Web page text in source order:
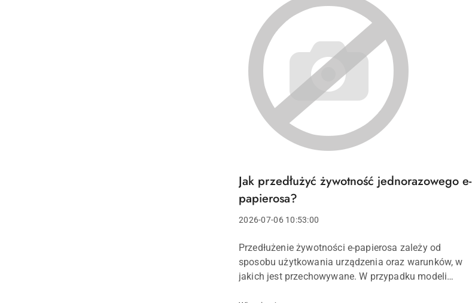
Tytuł
artykułu:
Jak przedłużyć żywotność jednorazowego e-
papierosa?
Data
2026-07-06 10:53:00
Treść
artykułu:
Przedłużenie żywotności e-papierosa zależy od
sposobu użytkowania urządzenia oraz warunków, w
jakich jest przechowywane. W przypadku modeli